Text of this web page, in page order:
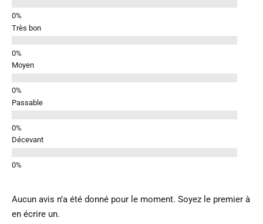
Très bon
Moyen
Passable
Décevant
Aucun avis n’a été donné pour le moment. Soyez le premier à
en écrire un.